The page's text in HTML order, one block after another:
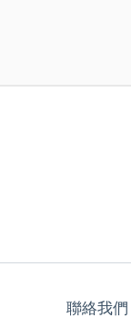
聯絡我們